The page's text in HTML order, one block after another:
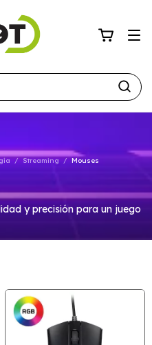
/ Streaming / Mouses
y precisión para un juego